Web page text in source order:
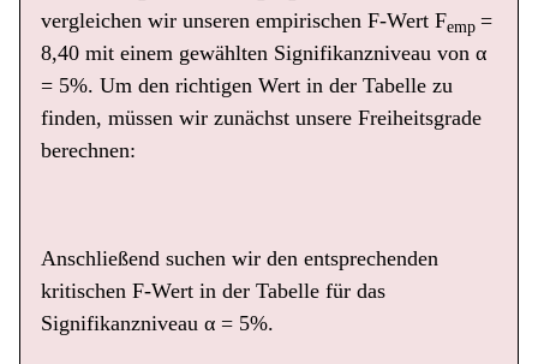
vergleichen wir unseren empirischen F-Wert Femp =
8,40 mit einem gewählten Signifikanzniveau von α
= 5%. Um den richtigen Wert in der Tabelle zu
finden, müssen wir zunächst unsere Freiheitsgrade
berechnen:
Anschließend suchen wir den entsprechenden
kritischen F-Wert in der Tabelle für das
Signifikanzniveau α = 5%.